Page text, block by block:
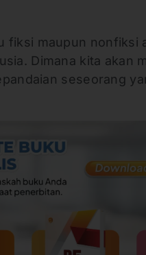
fiksi maupun nonfiksi
Dimana kita akan
seseorang